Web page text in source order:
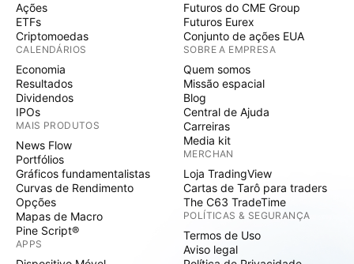
Ações
ETFs
Criptomoedas
CALENDÁRIOS
Economia
Resultados
Dividendos
IPOs
MAIS PRODUTOS
News Flow
Portfólios
Gráficos fundamentalistas
Curvas de Rendimento
Opções
Mapas de Macro
Pine Script®
APPS
Futuros do CME Group
Futuros Eurex
Conjunto de ações EUA
SOBRE A EMPRESA
Quem somos
Missão espacial
Blog
Central de Ajuda
Carreiras
Media kit
MERCHAN
Loja TradingView
Cartas de Tarô para traders
The C63 TradeTime
POLÍTICAS & SEGURANÇA
Termos de Uso
Aviso legal